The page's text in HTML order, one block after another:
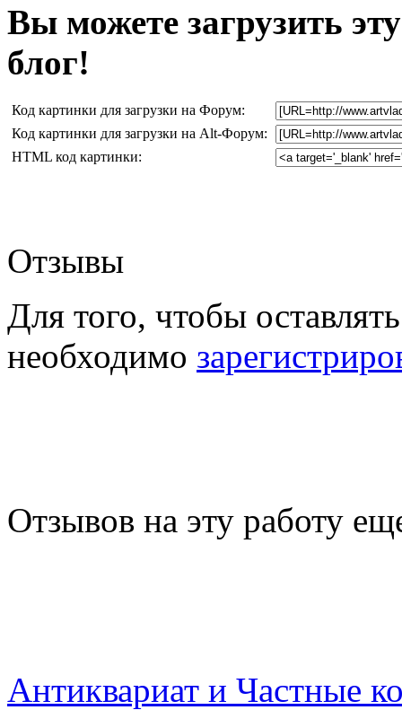
Вы можете загрузить
блог!
Код картинки для загрузки на Форум:
Код картинки для загрузки на Alt-Форум:
HTML код картинки:
Отзывы
Для того, чтобы
необходимо
Отзывов на эту работу
Антиквариат и Частные